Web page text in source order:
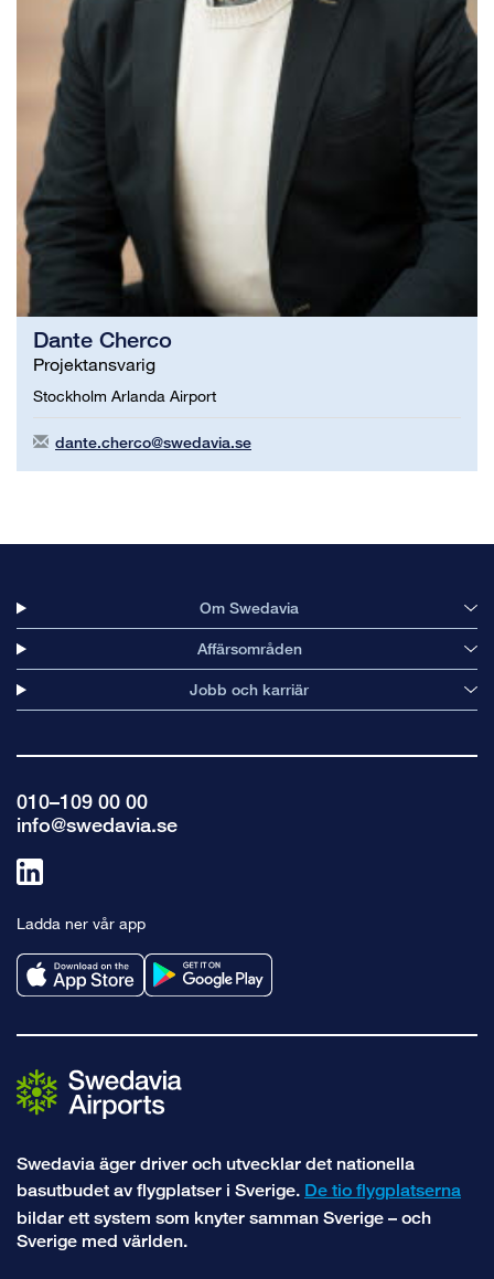
Dante Cherco
Projektansvarig
Stockholm Arlanda Airport
dante.cherco@swedavia.se
Om Swedavia
Affärsområden
Jobb och karriär
010–109 00 00
info@swedavia.se
linkedin
Ladda ner vår app
Swedavia äger driver och utvecklar det nationella
basutbudet av flygplatser i Sverige. De tio flygplatserna
bildar ett system som knyter samman Sverige – och
Sverige med världen.